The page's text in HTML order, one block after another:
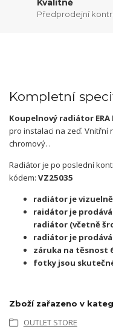
Kvalitně
Předprodejní
Kompletní
Koupelnový radiátor ERA
pro instalaci na zeď. Vnitřní
chromový. .
Radiátor je po poslední
kódem: VZ25035
radiátor je
raidátor je
radiátor (včetně
radiátor je
záruka na těsnost
fotky jsou
Zboží zařazeno v
OUTLET STORE